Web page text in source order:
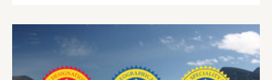
prestationer. Därför bjuder Livsmedelsföretagen,
Unionen, Sveriges Ingenjörer och Ledarna
tillsammans in till ett seminarium med
diskussioner om lönebildning.